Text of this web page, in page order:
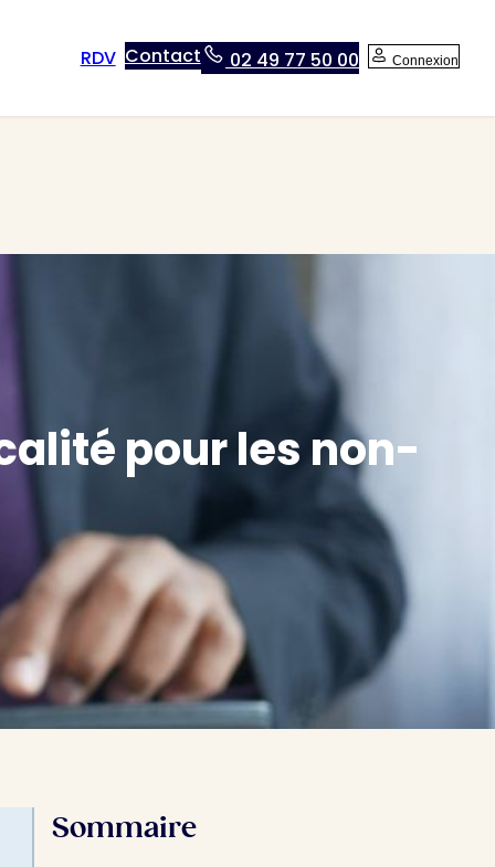
RDV Connexion
Contact 02 49 77 50 00
pour les non-
Sommaire